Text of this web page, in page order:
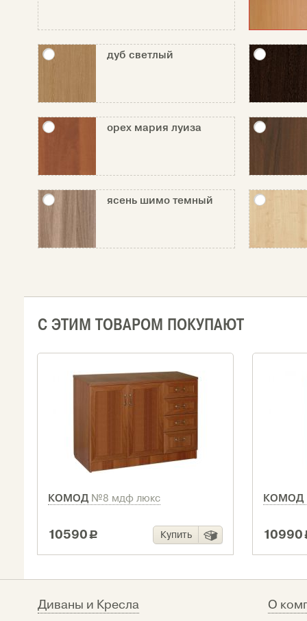
дуб светлый
орех мария луиза
ясень шимо темный
С ЭТИМ ТОВАРОМ ПОКУПАЮТ
КОМОД №8 мдф люкс
10590 c Купить
КОМОД
10990
Диваны и Кресла
О